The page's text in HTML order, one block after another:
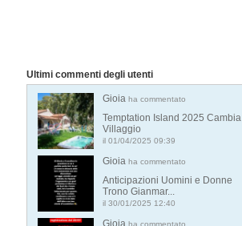
Ultimi commenti degli utenti
Gioia ha commentato
Temptation Island 2025 Cambia
Villaggio
il 01/04/2025 09:39
Gioia ha commentato
Anticipazioni Uomini e Donne
Trono Gianmar...
il 30/01/2025 12:40
Gioia ha commentato